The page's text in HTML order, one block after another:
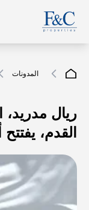
المدونات
ريال مدريد،
القدم،